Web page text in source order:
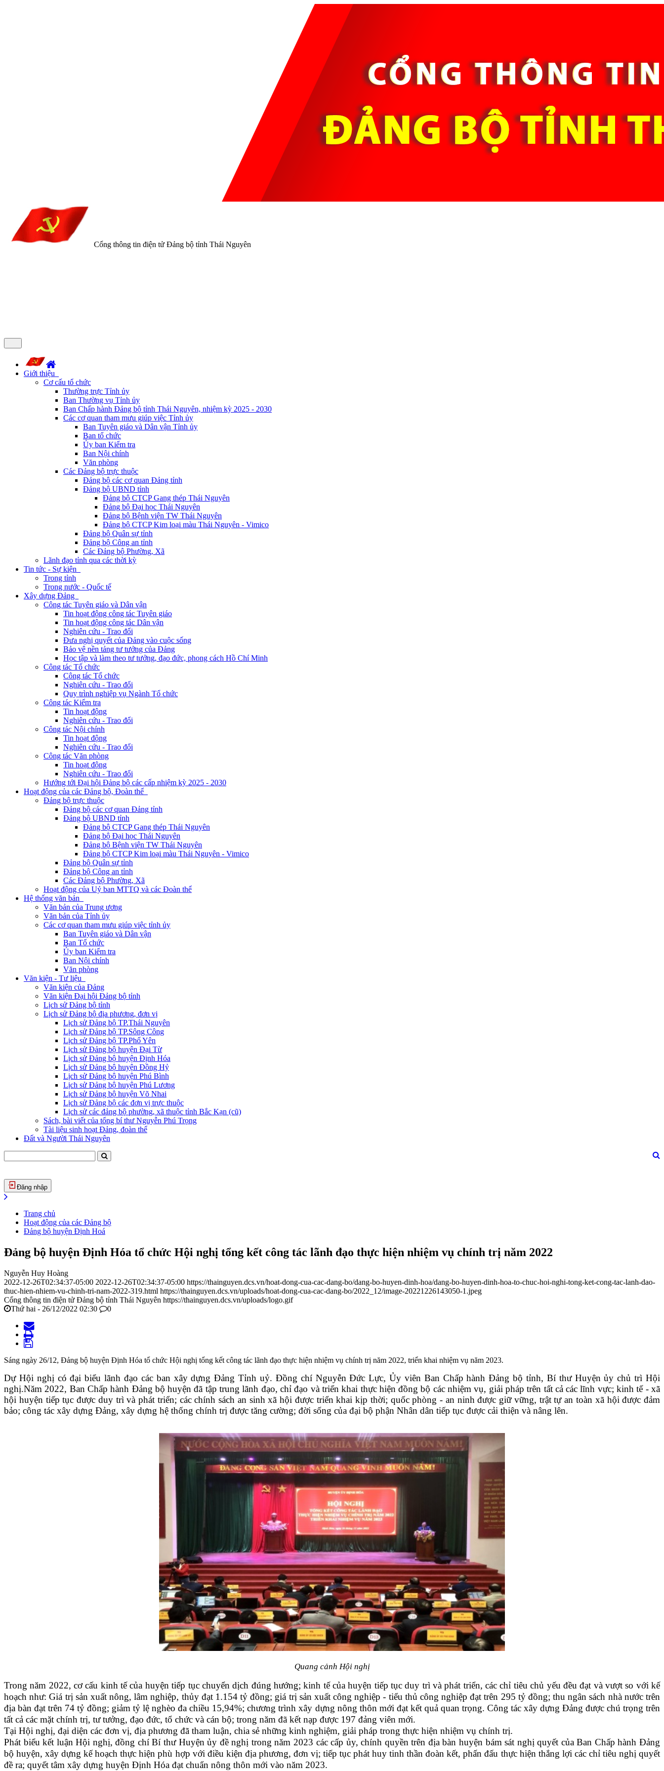
Cổng thông tin điện tử Đảng bộ tỉnh Thái Nguyên
Giới thiệu
Cơ cấu tổ chức
Thường trực Tỉnh ủy
Ban Thường vụ Tỉnh ủy
Ban Chấp hành Đảng bộ tỉnh Thái Nguyên, nhiệm kỳ 2025 - 2030
Các cơ quan tham mưu giúp việc Tỉnh ủy
Ban Tuyên giáo và Dân vận Tỉnh ủy
Ban tổ chức
Ủy ban Kiểm tra
Ban Nội chính
Văn phòng
Các Đảng bộ trực thuộc
Đảng bộ các cơ quan Đảng tỉnh
Đảng bộ UBND tỉnh
Đảng bộ CTCP Gang thép Thái Nguyên
Đảng bộ Đại học Thái Nguyên
Đảng bộ Bệnh viện TW Thái Nguyên
Đảng bộ CTCP Kim loại màu Thái Nguyên - Vimico
Đảng bộ Quân sự tỉnh
Đảng bộ Công an tỉnh
Các Đảng bộ Phường, Xã
Lãnh đạo tỉnh qua các thời kỳ
Tin tức - Sự kiện
Trong tỉnh
Trong nước - Quốc tế
Xây dựng Đảng
Công tác Tuyên giáo và Dân vận
Tin hoạt động công tác Tuyên giáo
Tin hoạt động công tác Dân vận
Nghiên cứu - Trao đổi
Đưa nghị quyết của Đảng vào cuộc sống
Bảo vệ nền tảng tư tưởng của Đảng
Học tập và làm theo tư tưởng, đạo đức, phong cách Hồ Chí Minh
Công tác Tổ chức
Công tác Tổ chức
Nghiên cứu - Trao đổi
Quy trình nghiệp vụ Ngành Tổ chức
Công tác Kiểm tra
Tin hoạt động
Nghiên cứu - Trao đổi
Công tác Nội chính
Tin hoạt động
Nghiên cứu - Trao đổi
Công tác Văn phòng
Tin hoạt động
Nghiên cứu - Trao đổi
Hướng tới Đại hội Đảng bộ các cấp nhiệm kỳ 2025 - 2030
Hoạt động của các Đảng bộ, Đoàn thể
Đảng bộ trực thuộc
Đảng bộ các cơ quan Đảng tỉnh
Đảng bộ UBND tỉnh
Đảng bộ CTCP Gang thép Thái Nguyên
Đảng bộ Đại học Thái Nguyên
Đảng bộ Bệnh viện TW Thái Nguyên
Đảng bộ CTCP Kim loại màu Thái Nguyên - Vimico
Đảng bộ Quân sự tỉnh
Đảng bộ Công an tỉnh
Các Đảng bộ Phường, Xã
Hoạt động của Uỷ ban MTTQ và các Đoàn thể
Hệ thống văn bản
Văn bản của Trung ương
Văn bản của Tỉnh ủy
Các cơ quan tham mưu giúp việc tỉnh ủy
Ban Tuyên giáo và Dân vận
Ban Tổ chức
Ủy ban Kiểm tra
Ban Nội chính
Văn phòng
Văn kiện - Tư liệu
Văn kiện của Đảng
Văn kiện Đại hội Đảng bộ tỉnh
Lịch sử Đảng bộ tỉnh
Lịch sử Đảng bộ địa phương, đơn vị
Lịch sử Đảng bộ TP.Thái Nguyên
Lịch sử Đảng bộ TP.Sông Công
Lịch sử Đảng bộ TP.Phổ Yên
Lịch sử Đảng bộ huyện Đại Từ
Lịch sử Đảng bộ huyện Định Hóa
Lịch sử Đảng bộ huyện Đồng Hỷ
Lịch sử Đảng bộ huyện Phú Bình
Lịch sử Đảng bộ huyện Phú Lương
Lịch sử Đảng bộ huyện Võ Nhai
Lịch sử Đảng bộ các đơn vị trực thuộc
Lịch sử các đảng bộ phường, xã thuộc tỉnh Bắc Kạn (cũ)
Sách, bài viết của tổng bí thư Nguyễn Phú Trọng
Tài liệu sinh hoạt Đảng, đoàn thể
Đất và Người Thái Nguyên
Đăng nhập
Trang chủ
Hoạt động của các Đảng bộ
Đảng bộ huyện Định Hoá
Đảng bộ huyện Định Hóa tổ chức Hội nghị tổng kết công tác lãnh đạo thực hiện nhiệm vụ chính trị năm 2022
Nguyễn Huy Hoàng
2022-12-26T02:34:37-05:00 2022-12-26T02:34:37-05:00 https://thainguyen.dcs.vn/hoat-dong-cua-cac-dang-bo/dang-bo-huyen-dinh-hoa/dang-bo-huyen-dinh-hoa-to-chuc-hoi-nghi-tong-ket-cong-tac-lanh-dao-
thuc-hien-nhiem-vu-chinh-tri-nam-2022-319.html https://thainguyen.dcs.vn/uploads/hoat-dong-cua-cac-dang-bo/2022_12/image-20221226143050-1.jpeg
Cổng thông tin điện tử Đảng bộ tỉnh Thái Nguyên https://thainguyen.dcs.vn/uploads/logo.gif
Thứ hai - 26/12/2022 02:30
0
Sáng ngày 26/12, Đảng bộ huyện Định Hóa tổ chức Hội nghị tổng kết công tác lãnh đạo thực hiện nhiệm vụ chính trị năm 2022, triển khai nhiệm vụ năm 2023.
Dự Hội nghị có đại biểu lãnh đạo các ban xây dựng Đảng Tỉnh uỷ. Đồng chí Nguyễn Đức Lực, Ủy viên Ban Chấp hành Đảng bộ tỉnh, Bí thư Huyện ủy chủ trì Hội
nghị.Năm 2022, Ban Chấp hành Đảng bộ huyện đã tập trung lãnh đạo, chỉ đạo và triển khai thực hiện đồng bộ các nhiệm vụ, giải pháp trên tất cả các lĩnh vực; kinh tế - xã
hội huyện tiếp tục được duy trì và phát triển; các chính sách an sinh xã hội được triển khai kịp thời; quốc phòng - an ninh được giữ vững, trật tự an toàn xã hội được đảm
bảo; công tác xây dựng Đảng, xây dựng hệ thống chính trị được tăng cường; đời sống của đại bộ phận Nhân dân tiếp tục được cải thiện và nâng lên.
Quang cảnh Hội nghị
Trong năm 2022,cơ cấu kinh tế của huyện tiếp tục chuyển dịch đúng hướng;kinh tế của huyện tiếp tục duy trì và phát triển, các chỉ tiêu chủ yếu đều đạt và vượt so với kế
hoạch như:Giá trị sản xuất nông, lâm nghiệp, thủy đạt 1.154 tỷ đồng; giá trị sản xuất công nghiệp - tiểu thủ công nghiệp đạt trên 295 tỷ đồng;thu ngân sách nhà nước trên
địa bàn đạt trên 74 tỷ đồng; giảm tỷ lệ nghèo đa chiều 15,94%; chương trình xây dựng nông thôn mới đạt kết quả quan trọng. Công tác xây dựng Đảng được chú trọng trên
tất cả các mặt chính trị, tư tưởng, đạo đức, tổ chức và cán bộ; trong năm đã kết nạp được 197 đảng viên mới.
Tại Hội nghị, đại diện các đơn vị, địa phương đã tham luận, chia sẻ những kinh nghiệm, giải pháp trong thực hiện nhiệm vụ chính trị.
Phát biểu kết luận Hội nghị, đồng chí Bí thư Huyện ủy đề nghị trong năm 2023 các cấp ủy, chính quyền trên địa bàn huyện bám sát nghị quyết của Ban Chấp hành Đảng
bộ huyện, xây dựng kế hoạch thực hiện phù hợp với điều kiện địa phương, đơn vị; tiếp tục phát huy tinh thần đoàn kết, phấn đấu thực hiện thắng lợi các chỉ tiêu nghị quyết
đề ra; quyết tâm xây dựng huyện Định Hóa đạt chuẩn nông thôn mới vào năm 2023.